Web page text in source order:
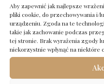
Aby zapewnić jak najlepsze
pliki cookie, do przechowywania i/
urządzeniu. Zgoda na te
takie jak zachowanie podczas
tej stronie. Brak wyrażenia zgody
niekorzystnie wpłynąć na niektóre
Srebrny pierścionek próba 925
59,00zł
Dodaj do koszyka